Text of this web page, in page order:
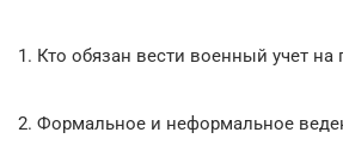
1. Кто обязан вести военный учет на
2. Формальное и неформальное